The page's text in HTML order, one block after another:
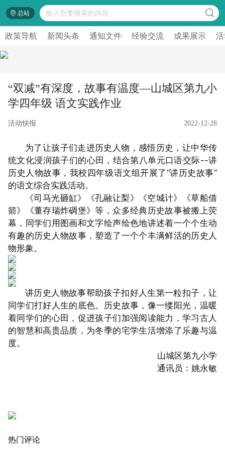
总站
政策导航 新闻头条 通知文件 经验交流 成果展示
“双减”有深度，故事有温度—山城区第九小
学四年级 语文实践作业
活动快报 2022-12-28
为了让孩子们走进历史人物，感悟历史，让中华传
统文化浸润孩子们的心田，结合第八单元口语交际--讲
历史人物故事，我校四年级语文组开展了“讲历史故事”
的语文综合实践活动。
《司马光砸缸》《孔融让梨》《空城计》《草船借
箭》《董存瑞炸碉堡》等，众多经典历史故事被搬上荧
幕，同学们用图画和文字绘声绘色地讲述着一个个生动
有趣的历史人物故事，塑造了一个个丰满鲜活的历史人
物形象。
讲历史人物故事帮助孩子扣好人生第一粒扣子，让
同学们打好人生的底色。历史故事，像一缕阳光，温暖
着同学们的心田，促进孩子们加强阅读能力，学习古人
的智慧和高贵品质，为冬季的宅学生活增添了乐趣与温
度。
山城区第九小学
通讯员：姚永敏
热门评论